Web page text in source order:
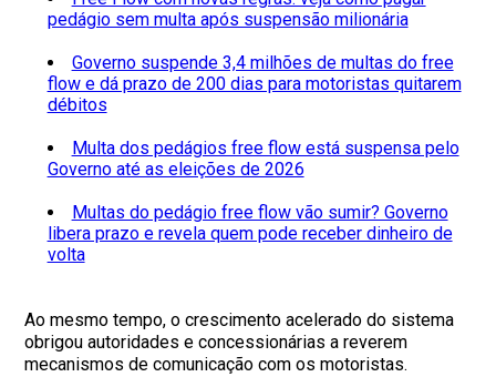
pedágio sem multa após suspensão milionária
Governo suspende 3,4 milhões de multas do free
flow e dá prazo de 200 dias para motoristas quitarem
débitos
Multa dos pedágios free flow está suspensa pelo
Governo até as eleições de 2026
Multas do pedágio free flow vão sumir? Governo
libera prazo e revela quem pode receber dinheiro de
volta
Ao mesmo tempo, o crescimento acelerado do sistema
obrigou autoridades e concessionárias a reverem
mecanismos de comunicação com os motoristas.